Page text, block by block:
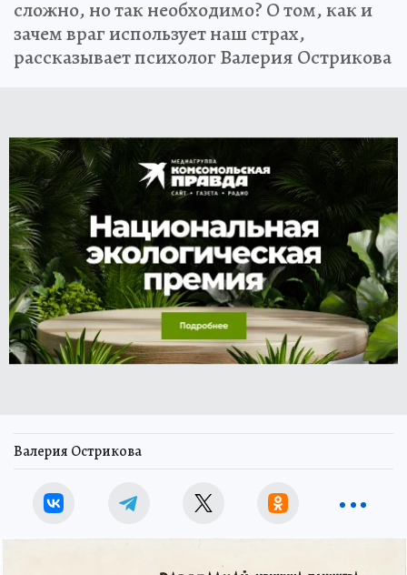
сложно, но так необходимо? О том, как и
зачем враг использует наш страх,
рассказывает психолог Валерия Острикова
Валерия Острикова